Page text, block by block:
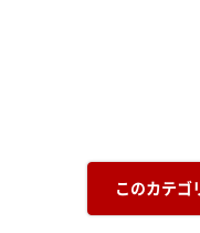
このカテゴ